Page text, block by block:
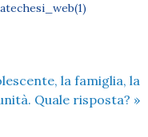
la famiglia, la
Quale risposta? »